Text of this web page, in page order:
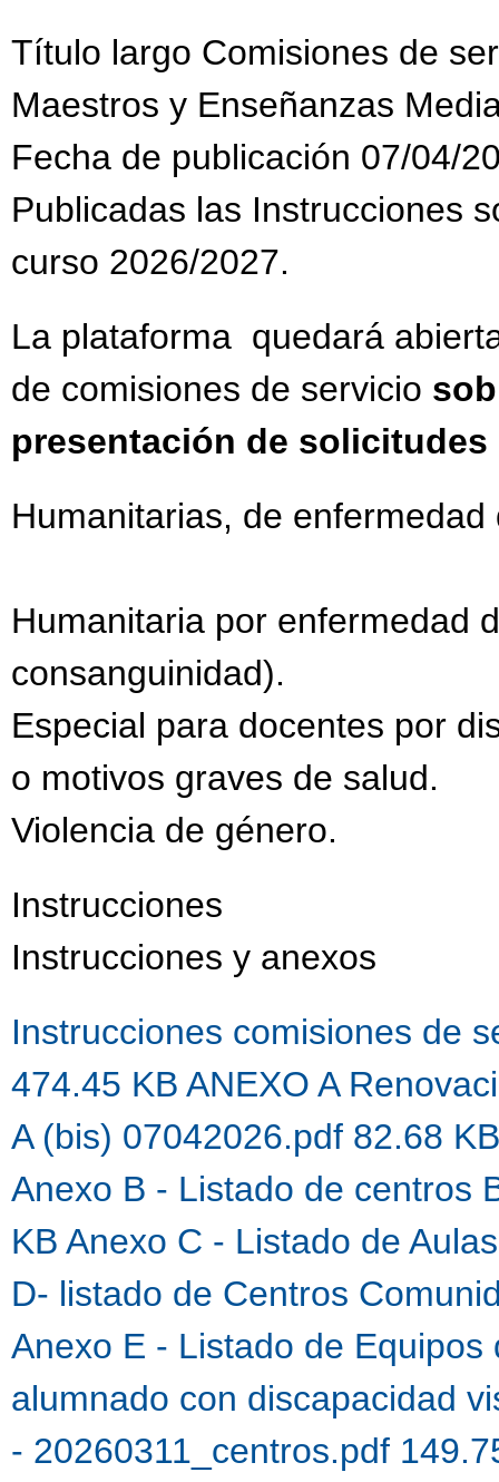
Título largo Comisiones de
Maestros y Enseñanzas
Fecha de publicación 07/04/
Publicadas las Instrucciones
curso 2026/2027.
La plataforma quedará
de comisiones de servicio
presentación de solicitudes
Humanitarias, de
Humanitaria por enfermedad
consanguinidad).
Especial para docentes por
o motivos graves de salud.
Violencia de género.
Instrucciones
Instrucciones y anexos
Instrucciones comisiones de
474.45 KB ANEXO A
A (bis) 07042026.pdf 82.68
Anexo B - Listado de centros
KB Anexo C - Listado de
D- listado de Centros
Anexo E - Listado de
alumnado con discapacidad
- 20260311_centros.pdf